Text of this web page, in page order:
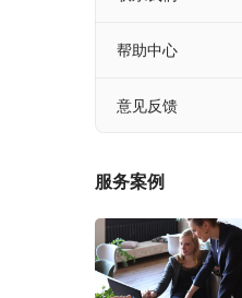
帮助中心
意见反馈
服务案例